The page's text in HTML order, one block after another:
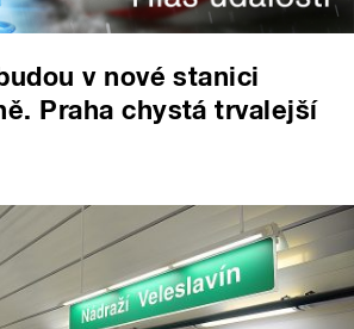
v nové stanici
Praha chystá trvalejší